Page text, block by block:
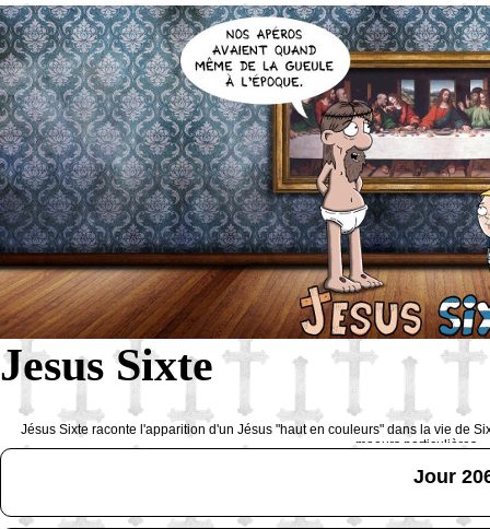
Jesus Sixte
Jésus Sixte raconte l'apparition d'un Jésus "haut en couleurs" dans la vie de
moeurs particulières
Jour